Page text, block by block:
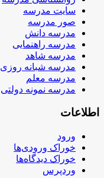
سایت مدرسه
صور مدرسه
مدرسه دانش
مدرسه راهنمایی
مدرسه شاهد
مدرسه شبانه روزی
مدرسه معلم
مدرسه نمونه دولتی
اطلاعات
ورود
خوراک ورودی‌ها
خوراک دیدگاه‌ها
وردپرس